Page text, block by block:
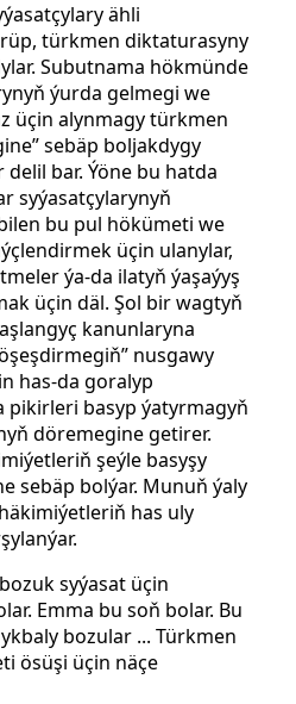
ähli
türkmen diktaturasyny
Subutnama hökmünde
ýurda gelmegi we
üçin alynmagy türkmen
sebäp boljakdygy
bar. Ýöne bu hatda
syýasatçylarynyň
bu pul hökümeti we
üçin ulanylar,
ýa-da ilatyň ýaşaýyş
üçin däl. Şol bir wagtyň
kanunlaryna
nusgawy
has-da goralyp
pikirleri basyp ýatyrmagyň
döremegine getirer.
şeýle basyşy
sebäp bolýar. Munuň ýaly
has uly
syýasat üçin
Emma bu soň bolar. Bu
bozular ... Türkmen
ösüşi üçin näçe